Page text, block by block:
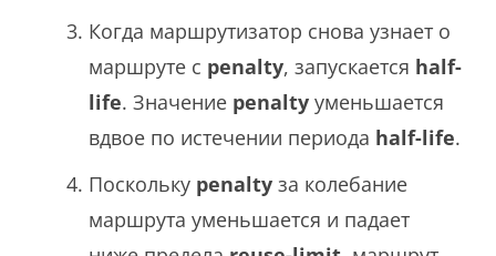
Когда маршрутизатор снова узнает о
маршруте с penalty, запускается half-
life. Значение penalty уменьшается
вдвое по истечении периода half-life.
Поскольку penalty за колебание
маршрута уменьшается и падает